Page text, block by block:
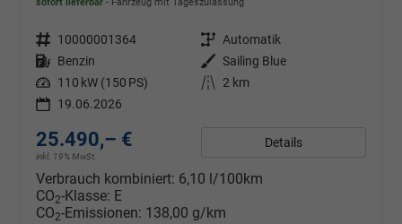
Fahrzeugnr. 10000001364 Getriebe Automatik
Kraftstoff Benzin Außenfarbe Sailing Blue
Leistung 110 kW (150 PS) Kilometerstand
2 km
19.06.2026
25.490,– €
inkl. 19% MwSt.
Details
Verbrauch kombiniert: 6,10 l/100km
CO2-Klasse: E
CO2-Emissionen: 138,00 g/km